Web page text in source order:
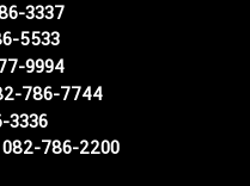
3337
5533
9994
786-7744
3336
082-786-2200